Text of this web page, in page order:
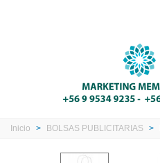
Inicio > BOLSAS PUBLICITARIAS >